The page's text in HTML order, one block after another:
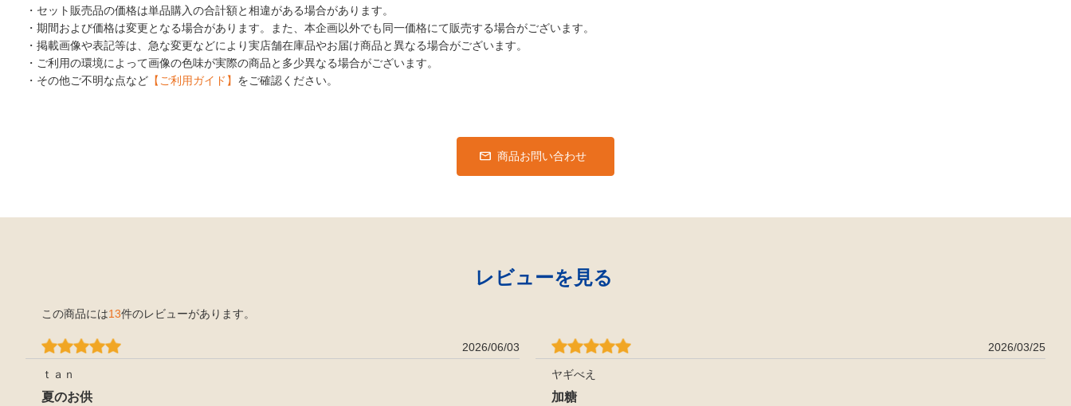
・セット販売品の価格は単品購入の合計額と相違がある場合があります。
・期間および価格は変更となる場合があります。また、本企画以外でも同一価格にて販売する場合がございます。
・掲載画像や表記等は、急な変更などにより実店舗在庫品やお届け商品と異なる場合がございます。
・ご利用の環境によって画像の色味が実際の商品と多少異なる場合がございます。
・その他ご不明な点など 【ご利用ガイド】 をご確認ください。
商品お問い合わせ
レビューを見る
この商品には13件のレビューがあります。
2026/06/03
ｔａｎ
夏のお供
2026/03/25
ヤギべえ
加糖